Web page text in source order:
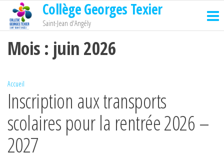
Passer
contenu
Collège Georges Texier
Saint-Jean d'Angély
Mois : juin 2026
Accueil
Inscription aux transports
scolaires pour la rentrée 2026 –
2027